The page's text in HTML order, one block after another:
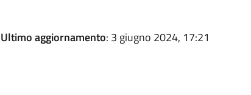
Ultimo aggiornamento: 3 giugno 2024, 17:21